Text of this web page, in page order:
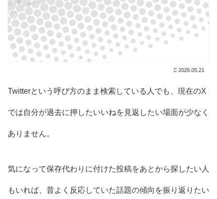
2026.05.21
Twitterという呼び方のまま検索している人でも、現在のX
では自分が過去に押したいいねを見返したい場面が少なく
ありません。
気になって保存代わりに付けた投稿をあとから探したい人
もいれば、昔よく反応していた話題の傾向を振り返りたい